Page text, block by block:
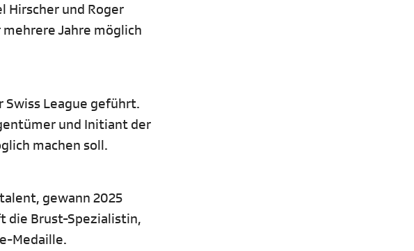
Hirscher und Roger
Jahre möglich
Swiss League geführt.
und Initiant der
machen soll.
gewann 2025
die Brust-Spezialistin,
Medaille.